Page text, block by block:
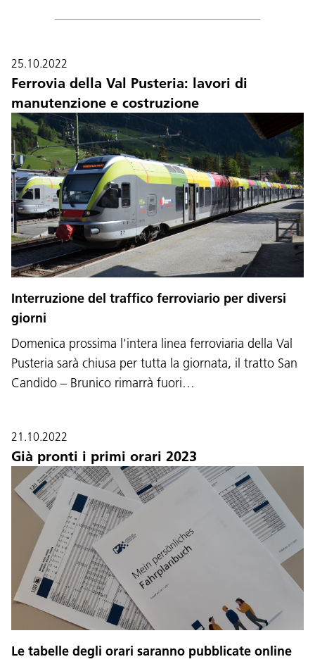
25.10.2022
Ferrovia della Val Pusteria: lavori di
manutenzione e costruzione
Interruzione del traffico ferroviario per diversi
giorni
Domenica prossima l'intera linea ferroviaria della Val
Pusteria sarà chiusa per tutta la giornata, il tratto San
Candido – Brunico rimarrà fuori…
21.10.2022
Già pronti i primi orari 2023
Le tabelle degli orari saranno pubblicate online